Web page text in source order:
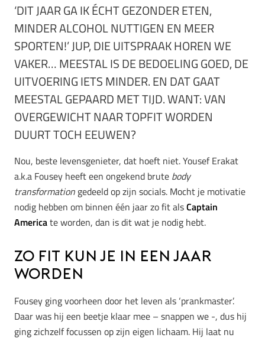
‘DIT JAAR GA IK ÉCHT GEZONDER ETEN,
MINDER ALCOHOL NUTTIGEN EN MEER
SPORTEN!’ JUP, DIE UITSPRAAK HOREN WE
VAKER… MEESTAL IS DE BEDOELING GOED, DE
UITVOERING IETS MINDER. EN DAT GAAT
MEESTAL GEPAARD MET TIJD. WANT: VAN
OVERGEWICHT NAAR TOPFIT WORDEN
DUURT TOCH EEUWEN?
Nou, beste levensgenieter, dat hoeft niet. Yousef Erakat
a.k.a Fousey heeft een ongekend brute body
transformation gedeeld op zijn socials. Mocht je motivatie
nodig hebben om binnen één jaar zo fit alsCaptain
Americate worden, dan is dit wat je nodig hebt.
Zo fit kun je in een jaar
worden
Fousey ging voorheen door het leven als ‘prankmaster’.
Daar was hij een beetje klaar mee – snappen we -, dus hij
ging zichzelf focussen op zijn eigen lichaam. Hij laat nu